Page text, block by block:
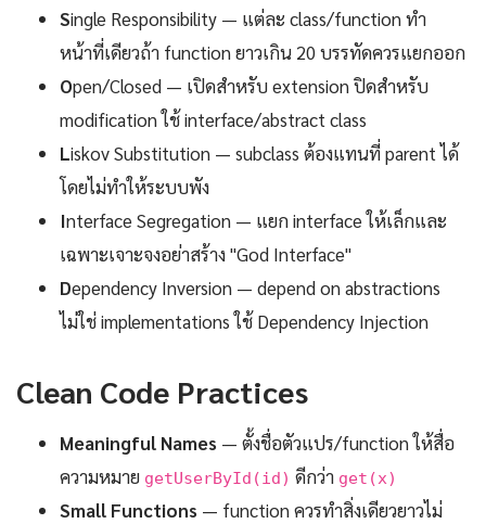
Single Responsibility — แต่ละ class/function ทำ
หน้าที่เดียวถ้า function ยาวเกิน 20 บรรทัดควรแยกออก
Open/Closed — เปิดสำหรับ extension ปิดสำหรับ
modification ใช้ interface/abstract class
Liskov Substitution — subclass ต้องแทนที่ parent ได้
โดยไม่ทำให้ระบบพัง
Interface Segregation — แยก interface ให้เล็กและ
เฉพาะเจาะจงอย่าสร้าง "God Interface"
Dependency Inversion — depend on abstractions
ไม่ใช่ implementations ใช้ Dependency Injection
Clean Code Practices
Meaningful Names — ตั้งชื่อตัวแปร/function ให้สื่อ
ความหมาย getUserById(id) ดีกว่า get(x)
Small Functions — function ควรทำสิ่งเดียวยาวไม่